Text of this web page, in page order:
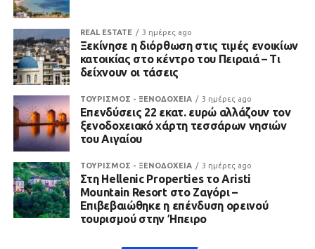
REAL ESTATE 3 ημέρες ago
Ξεκίνησε η διόρθωση στις τιμές ενοικίων
κατοικίας στο κέντρο του Πειραιά – Τι
δείχνουν οι τάσεις
ΤΟΥΡΙΣΜΟΣ - ΞΕΝΟΔΟΧΕΙΑ 3 ημέρες ago
Επενδύσεις 22 εκατ. ευρώ αλλάζουν τον
ξενοδοχειακό χάρτη τεσσάρων νησιών
του Αιγαίου
ΤΟΥΡΙΣΜΟΣ - ΞΕΝΟΔΟΧΕΙΑ 3 ημέρες ago
Στη Hellenic Properties το Aristi
Mountain Resort στο Ζαγόρι –
Επιβεβαιώθηκε η επένδυση ορεινού
τουρισμού στην Ήπειρο